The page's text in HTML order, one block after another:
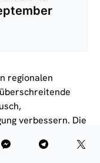
regionalen
verbessern. Die
Infrastruktur,